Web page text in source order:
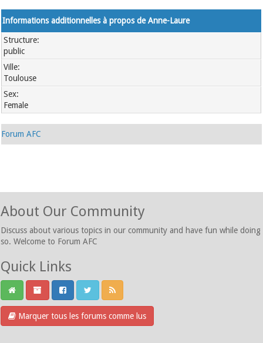
Informations additionnelles à propos de Anne-Laure
Structure:
public
Ville:
Toulouse
Sex:
Female
Forum AFC
About Our Community
Discuss about various topics in our community and have fun while doing
so. Welcome to Forum AFC
Quick Links
Marquer tous les forums comme lus